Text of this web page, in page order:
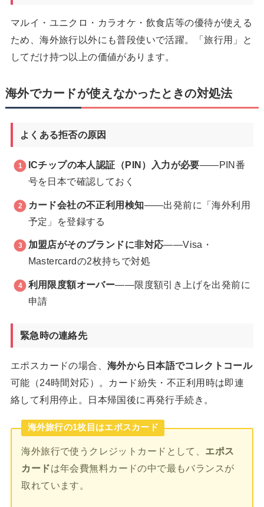
マルイ・ユニクロ・カラオケ・飲食店等の優待が使える
ため、海外旅行以外にも普段使いで活躍。「旅行用」と
してだけ持つ以上の価値があります。
海外でカードが使えなかったときの対処法
よくある拒否の原因
ICチップの本人認証（PIN）入力が必要——PIN番
号を日本で確認しておく
カード会社の不正利用検知——出発前に「海外利用
予定」を登録する
加盟店がそのブランドに非対応——Visa・
Mastercardの2枚持ちで対処
利用限度額オーバー——限度額引き上げを出発前に
申請
緊急時の連絡先
エポスカードの場合、海外から日本語でコレクトコール
可能（24時間対応）。カード紛失・不正利用時は即連
絡して利用停止。日本帰国後に再発行手続き。
海外旅行の1枚目はエポスカード
海外旅行で使うクレジットカードとして、 エポス
カードは年会費無料カードの中で最もバランスが
取れています。